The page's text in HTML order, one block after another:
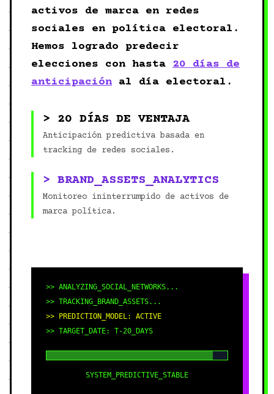
activos de marca en redes
sociales en política electoral.
Hemos logrado predecir
elecciones con hasta 20 días de
anticipación al día electoral.
> 20 DÍAS DE VENTAJA
Anticipación predictiva basada en
tracking de redes sociales.
> BRAND_ASSETS_ANALYTICS
Monitoreo ininterrumpido de activos de
marca política.
>> ANALYZING_SOCIAL_NETWORKS...
>> TRACKING_BRAND_ASSETS...
>> PREDICTION_MODEL: ACTIVE
>> TARGET_DATE: T-20_DAYS
SYSTEM_PREDICTIVE_STABLE